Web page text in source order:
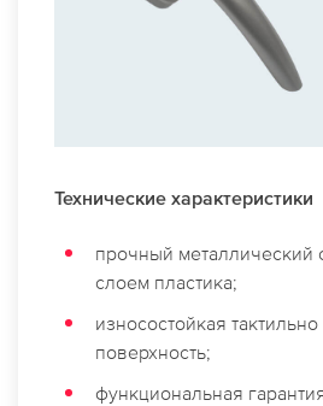
Технические характеристики
прочный металлический
слоем пластика;
износостойкая
поверхность;
функциональная